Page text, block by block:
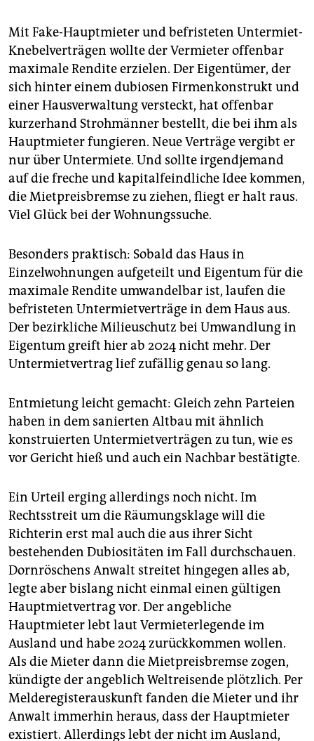
Mit Fake-Hauptmieter und befristeten Untermiet-
Knebelverträgen wollte der Vermieter offenbar
maximale Rendite erzielen. Der Eigentümer, der
sich hinter einem dubiosen Firmenkonstrukt und
einer Hausverwaltung versteckt, hat offenbar
kurzerhand Strohmänner bestellt, die bei ihm als
Hauptmieter fungieren. Neue Verträge vergibt er
nur über Untermiete. Und sollte irgendjemand
auf die freche und kapitalfeindliche Idee kommen,
die Mietpreisbremse zu ziehen, fliegt er halt raus.
Viel Glück bei der Wohnungssuche.
Besonders praktisch: Sobald das Haus in
Einzelwohnungen aufgeteilt und Eigentum für die
maximale Rendite umwandelbar ist, laufen die
befristeten Untermietverträge in dem Haus aus.
Der bezirkliche Milieuschutz bei Umwandlung in
Eigentum greift hier ab 2024 nicht mehr. Der
Untermietvertrag lief zufällig genau so lang.
Entmietung leicht gemacht: Gleich zehn Parteien
haben in dem sanierten Altbau mit ähnlich
konstruierten Untermietverträgen zu tun, wie es
vor Gericht hieß und auch ein Nachbar bestätigte.
Ein Urteil erging allerdings noch nicht. Im
Rechtsstreit um die Räumungsklage will die
Richterin erst mal auch die aus ihrer Sicht
bestehenden Dubiositäten im Fall durchschauen.
Dornröschens Anwalt streitet hingegen alles ab,
legte aber bislang nicht einmal einen gültigen
Hauptmietvertrag vor. Der angebliche
Hauptmieter lebt laut Vermieterlegende im
Ausland und habe 2024 zurückkommen wollen.
Als die Mieter dann die Mietpreisbremse zogen,
kündigte der angeblich Weltreisende plötzlich. Per
Melderegisterauskunft fanden die Mieter und ihr
Anwalt immerhin heraus, dass der Hauptmieter
existiert. Allerdings lebt der nicht im Ausland,